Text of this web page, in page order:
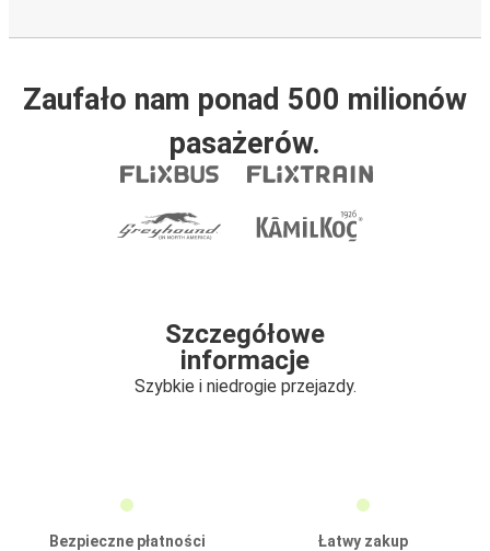
Zaufało nam ponad 500 milionów
pasażerów.
Szczegółowe
informacje
Szybkie i niedrogie przejazdy.
Bezpieczne płatności
Łatwy zakup